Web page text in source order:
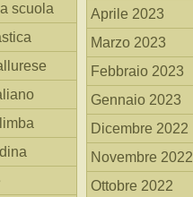
scuola
Aprile 2023
Marzo 2023
Febbraio 2023
Gennaio 2023
Dicembre 2022
Novembre 2022
Ottobre 2022